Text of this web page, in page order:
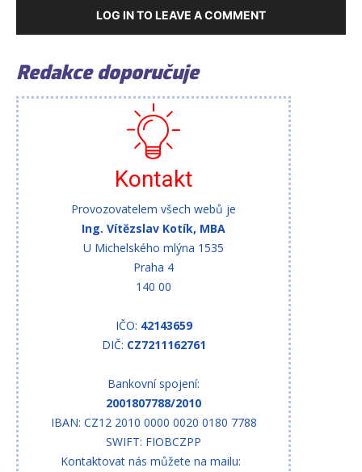
LOG IN TO LEAVE A COMMENT
Redakce doporučuje
Kontakt
Provozovatelem všech webů je
Ing. Vítězslav Kotík, MBA
U Michelského mlýna 1535
Praha 4
140 00
IČO: 42143659
DIČ: CZ7211162761
Bankovní spojení:
2001807788/2010
IBAN: CZ12 2010 0000 0020 0180 7788
SWIFT: FIOBCZPP
Kontaktovat nás můžete na mailu: